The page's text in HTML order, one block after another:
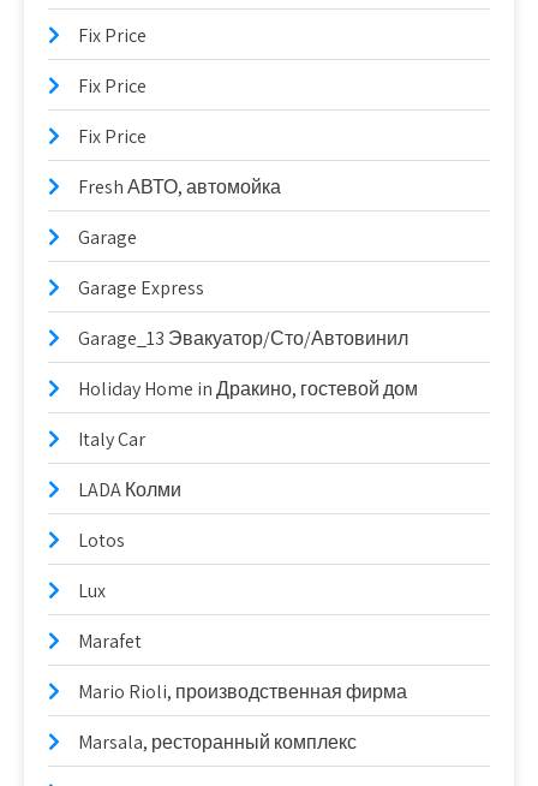
Fix Price
Fix Price
Fix Price
Fresh АВТО, автомойка
Garage
Garage Express
Garage_13 Эвакуатор/Сто/Автовинил
Holiday Home in Дракино, гостевой дом
Italy Car
LADA Колми
Lotos
Lux
Marafet
Mario Rioli, производственная фирма
Marsala, ресторанный комплекс